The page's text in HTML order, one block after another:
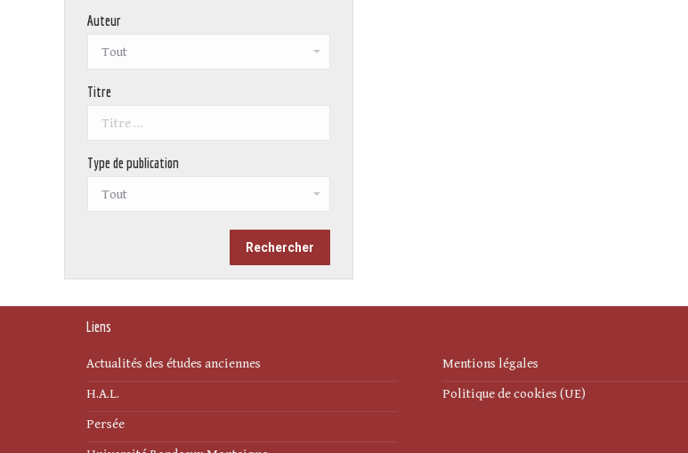
Auteur
Titre
Type de publication
Liens
Actualités des études anciennes
H.A.L.
Persée
Mentions légales
Politique de cookies (UE)